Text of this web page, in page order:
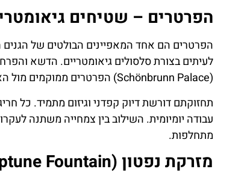
הפרטרים – שטיחים
הפרטרים הם אחד המאפיינים הבולטים של הגנים
לעיתים בצורת סלסולים גיאומטריים. הדשא
(Schönbrunn Palace) הפרטרים ממוקמים מול הארמון כדי להדגיש את הקשר הישיר בין המבנה לנוף.
תחזוקתם דורשת דיוק קפדני וגיזום מתמיד. כל
עבודה יומיומית. השילוב בין צמחייה משתנה
מתחלפות.
מזרקת נפטון (Neptune Fountain) כנקודת שיא דרמטית